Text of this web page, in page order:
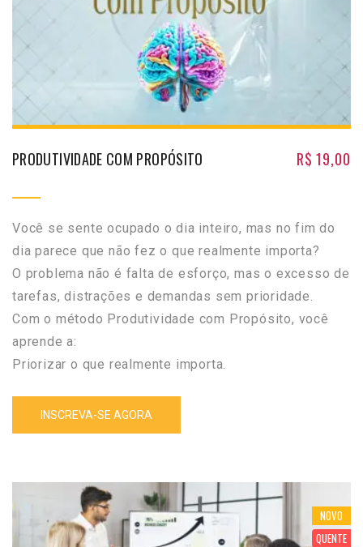
PRODUTIVIDADE COM PROPÓSITO R$ 19,00
Você se sente ocupado o dia inteiro, mas no fim do
dia parece que não fez o que realmente importa?
O problema não é falta de esforço, mas o excesso de
tarefas, distrações e demandas sem prioridade.
Com o método Produtividade com Propósito, você
aprende a:
Priorizar o que realmente importa.
INSCREVA-SE AGORA
NOVO
QUENTE